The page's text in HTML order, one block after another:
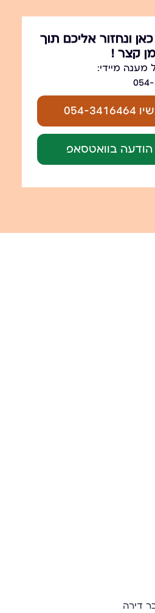
ונחזור אליכם תוך
קצר !
מענה מיידי:
הודעה בוואטסאפ
דירה